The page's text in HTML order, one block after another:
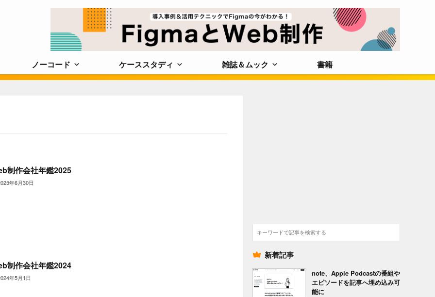
ノーコード ケーススタディ 雑誌＆ムック 書籍
制作会社年鑑2025
年6月30日
制作会社年鑑2024
年5月1日
検
索
新着記事
note、Apple Podcastの番組や
エピソードを記事へ埋め込み可
能に